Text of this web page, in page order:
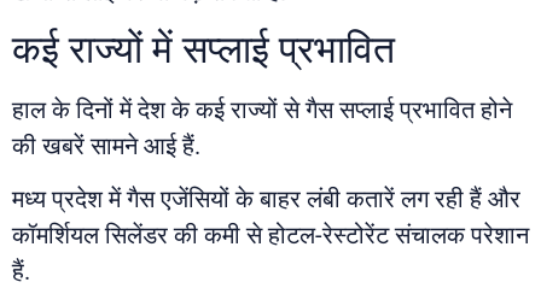
कई राज्यों में सप्लाई प्रभावित
हाल के दिनों में देश के कई राज्यों से गैस सप्लाई प्रभावित होने
की खबरें सामने आई हैं.
मध्य प्रदेश में गैस एजेंसियों के बाहर लंबी कतारें लग रही हैं और
कॉमर्शियल सिलेंडर की कमी से होटल-रेस्टोरेंट संचालक परेशान
हैं.